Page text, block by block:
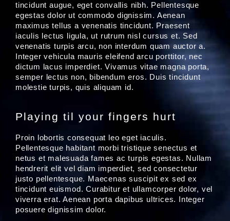
tincidunt augue, eget convallis nibh. Pellentesque
egestas dolor ut commodo dignissim. Aenean
maximus tellus a venenatis tincidunt. Praesent
iaculis lectus ligula, ut rutrum nisl cursus et. Sed
venenatis turpis arcu, non interdum quam auctor a.
Integer vehicula mauris eleifend arcu porttitor, nec
dictum lacus imperdiet. Vivamus vitae magna porta,
semper lectus non, bibendum eros. Duis tincidunt
molestie turpis, quis aliquam id.
Playing til your fingers hurt
Proin lobortis consequat leo eget iaculis.
Pellentesque habitant morbi tristique senectus et
netus et malesuada fames ac turpis egestas. Nullam
hendrerit elit vel diam imperdiet, sed consectetur
justo pellentesque. Maecenas suscipit ex sed ex
tincidunt euismod. Curabitur et ullamcorper dolor, vel
viverra erat. Aenean porta dapibus ultrices. Integer
posuere dignissim dolor.